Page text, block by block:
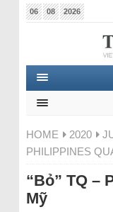
06 08 2026
HOME 2020
PHILIPPINES
“Bỏ” TQ –
Mỹ